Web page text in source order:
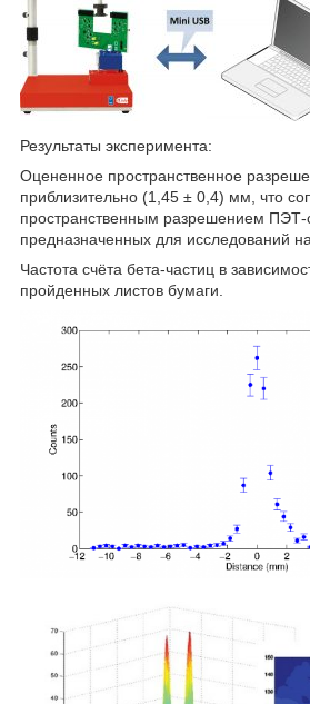
Результаты эксперимента:
Оцененное пространственное
приблизительно (1,45 ± 0,4) мм, что
пространственным разрешением ПЭТ-
предназначенных для исследований
Частота счёта бета-частиц в
пройденных листов бумаги.